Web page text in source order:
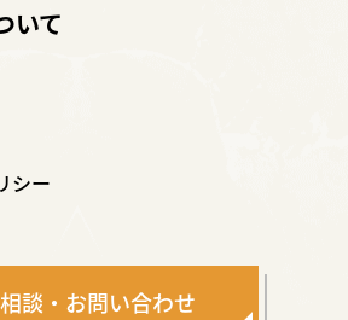
いて
シー
談・お問い合わせ